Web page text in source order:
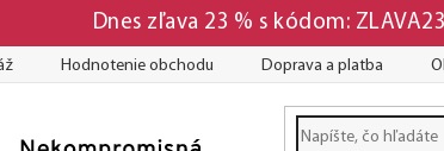
Dnes zľava 23 % s kódom: ZLAVA23
Hodnotenie obchodu Doprava a platba